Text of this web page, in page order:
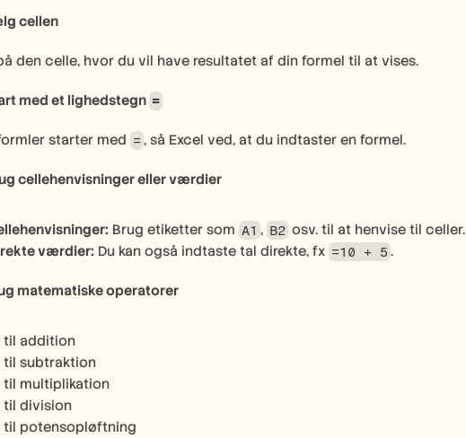
cellen
den celle, hvor du vil have resultatet af din formel til at vises.
med et lighedstegn =
starter med = , så Excel ved, at du indtaster en formel.
cellehenvisninger eller værdier
Brug etiketter som A1 , B2 osv. til at henvise til
værdier: Du kan også indtaste tal direkte, fx =10 + 5 .
matematiske operatorer
til addition
til subtraktion
til multiplikation
til division
til potensopløftning